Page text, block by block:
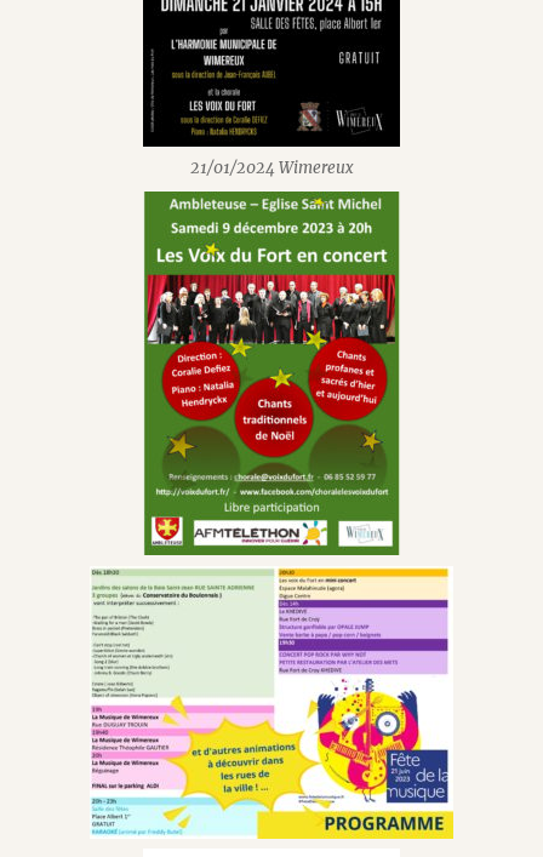
21/01/2024 Wimereux